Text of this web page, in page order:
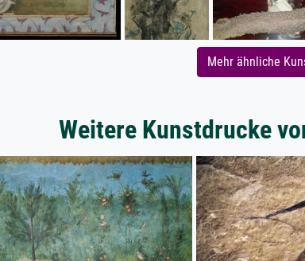
Mehr ähnliche
Weitere Kunstdrucke